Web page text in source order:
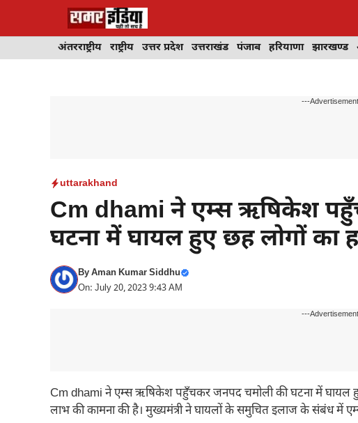
अंतरराष्ट्रीय राष्ट्रीय उत्तर प्रदेश उत्तराखंड पंजाब हरियाणा झारखण्ड
---
uttarakhand
Cm dhami ने एम्स ऋषिकेश
घटना में घायल हुए छह लोगों का
ByAman Kumar Siddhu
On: July 20, 2023 9:43 AM
---
Cm dhami ने एम्स ऋषिकेश पहुँचकर जनपद चमोली की घटना में घायल हुए
लाभ की कामना की है। मुख्यमंत्री ने घायलों के समुचित इलाज के संबंध में